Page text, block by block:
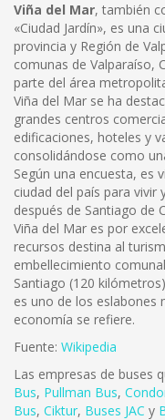
Viña del Mar, también
«Ciudad Jardín», es una
provincia y Región de
comunas de Valparaíso,
parte del área
Viña del Mar se ha
grandes centros
edificaciones, hoteles y
consolidándose como
Según una encuesta, es
ciudad del país para
después de Santiago de
Viña del Mar es por
recursos destina al
embellecimiento
Santiago (120
es uno de los eslabones
economía se refiere.
Fuente: Wikipedia
Las empresas de buses
Bus, Pullman Bus,
Bus, Ciktur, Buses JAC y